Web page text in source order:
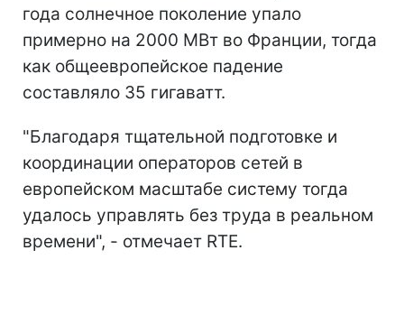
года солнечное поколение упало
примерно на 2000 МВт во Франции, тогда
как общеевропейское падение
составляло 35 гигаватт.
"Благодаря тщательной подготовке и
координации операторов сетей в
европейском масштабе систему тогда
удалось управлять без труда в реальном
времени", - отмечает RTE.